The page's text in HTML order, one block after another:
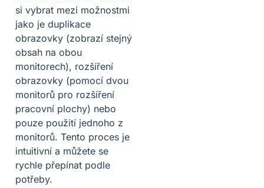
si vybrat mezi možnostmi
jako je duplikace
obrazovky (zobrazí stejný
obsah na obou
monitorech), rozšíření
obrazovky (pomocí dvou
monitorů pro rozšíření
pracovní plochy) nebo
pouze použití jednoho z
monitorů. Tento proces je
intuitivní a můžete se
rychle přepínat podle
potřeby.